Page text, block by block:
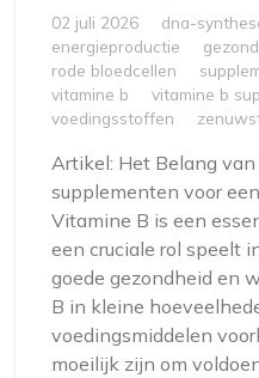
02 juli 2026 dna-
energieproductie
rode bloedcellen
vitamine b
vitamine b
voedingsstoffen
Artikel: Het Belang
supplementen voor
Vitamine B is een
een cruciale rol speelt
goede gezondheid en
B in kleine
voedingsmiddelen
moeilijk zijn om